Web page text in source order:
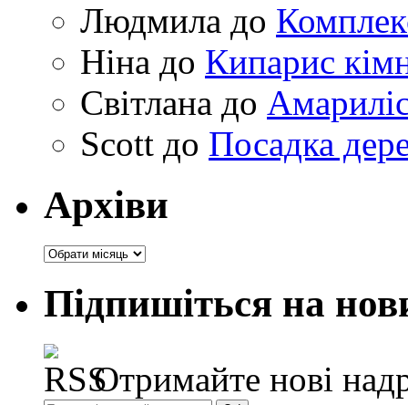
Людмила до
Ніна до Кипарис
Світлана до
Scott до Посадка
Архіви
Архіви
Підпишіться на
Отримайте нові